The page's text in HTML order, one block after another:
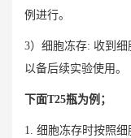
例进行。
3）细胞冻存: 收到
以备后续实验使用。
下面T25瓶为例；
1. 细胞冻存时按照